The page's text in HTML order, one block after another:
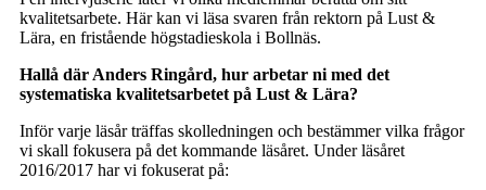
kvalitetsarbete. Här kan vi läsa svaren från rektorn på Lust &
Lära, en fristående högstadieskola i Bollnäs.
Hallå där Anders Ringård, hur arbetar ni med det
systematiska kvalitetsarbetet på Lust & Lära?
Inför varje läsår träffas skolledningen och bestämmer vilka frågor
vi skall fokusera på det kommande läsåret. Under läsåret
2016/2017 har vi fokuserat på: